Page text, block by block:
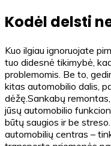
Kodėl delsti
Kuo ilgiau ignoruojate
tuo didesnė tikimybė,
problemomis. Be to,
kitas automobilio dalis,
dėžę.Sankabų
jūsų automobilio
būtų saugios ir be streso.
automobilių centras –